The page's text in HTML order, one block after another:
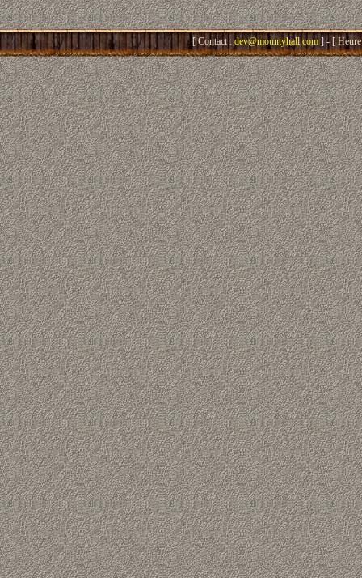
[ Contact : dev@mountyhall.com] - [ Heure